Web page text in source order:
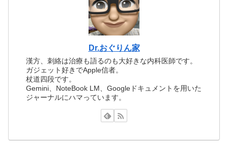
Dr.おぐりん家
漢方、刺絡は治療も語るのも大好きな内科医師です。
ガジェット好きでApple信者。
杖道四段です。
Gemini、NoteBook LM、Googleドキュメントを用いた
ジャーナルにハマっています。